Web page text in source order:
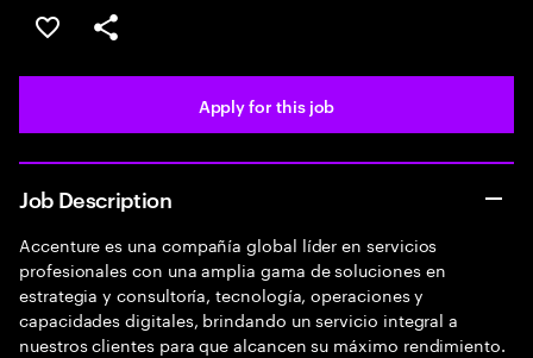
Save this job
Share this job
Apply for this job
Job Description
Accenture es una compañía global líder en servicios
profesionales con una amplia gama de soluciones en
estrategia y consultoría, tecnología, operaciones y
capacidades digitales, brindando un servicio integral a
nuestros clientes para que alcancen su máximo rendimiento.